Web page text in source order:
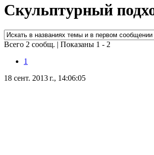
Скульптурный
Всего 2 сообщ. | Показаны 1 - 2
1
18 сент. 2013 г., 14:06:05